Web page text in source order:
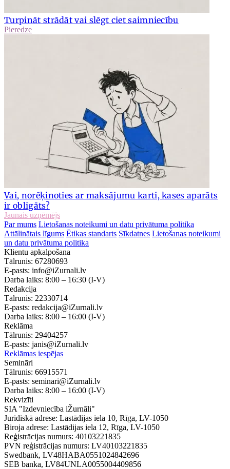
Turpināt strādāt vai slēgt ciet saimniecību
Pieredze
Vai, norēķinoties ar maksājumu karti, kases aparāts
ir obligāts?
Jaunais uzņēmējs
Par mums Lietošanas noteikumi un datu privātuma politika
Attālinātais līgums Ētikas standarts Sīkdatnes Lietošanas noteikumi
un datu privātuma politika
Klientu apkalpošana
Tālrunis: 67280693
E-pasts: info@iZurnali.lv
Darba laiks: 8:00 – 16:30 (I-V)
Redakcija
Tālrunis: 22330714
E-pasts: redakcija@iZurnali.lv
Darba laiks: 8:00 – 16:00 (I-V)
Reklāma
Tālrunis: 29404257
E-pasts: janis@iZurnali.lv
Reklāmas iespējas
Semināri
Tālrunis: 66915571
E-pasts: seminari@iZurnali.lv
Darba laiks: 8:00 – 16:00 (I-V)
Rekvizīti
SIA "Izdevniecība iŽurnāli"
Juridiskā adrese: Lastādijas iela 10, Rīga, LV-1050
Biroja adrese: Lastādijas iela 12, Rīga, LV-1050
Reģistrācijas numurs: 40103221835
PVN reģistrācijas numurs: LV40103221835
Swedbank, LV48HABA0551024842696
SEB banka, LV84UNLA0055004409856